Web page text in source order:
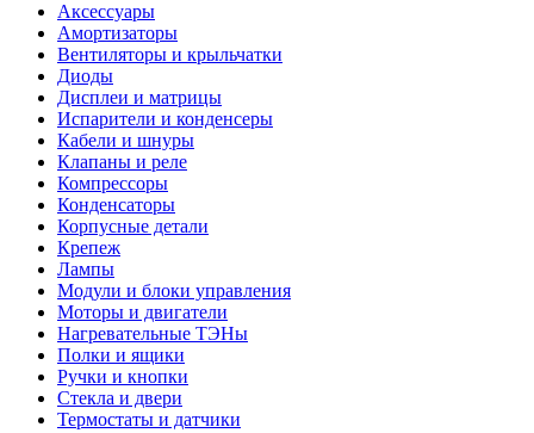
Аксессуары
Амортизаторы
Вентиляторы и крыльчатки
Диоды
Дисплеи и матрицы
Испарители и конденсеры
Кабели и шнуры
Клапаны и реле
Компрессоры
Конденсаторы
Корпусные детали
Крепеж
Лампы
Модули и блоки управления
Моторы и двигатели
Нагревательные ТЭНы
Полки и ящики
Ручки и кнопки
Стекла и двери
Термостаты и датчики